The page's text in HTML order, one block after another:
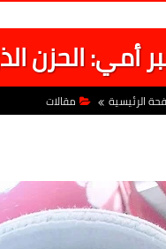
الحزن
الرئيسية مقالات